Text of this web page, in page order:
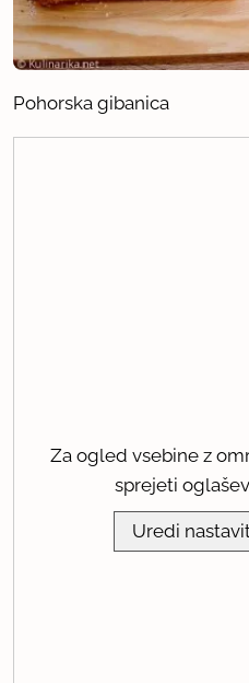
Pohorska gibanica
Za ogled vsebine z
sprejeti
Uredi